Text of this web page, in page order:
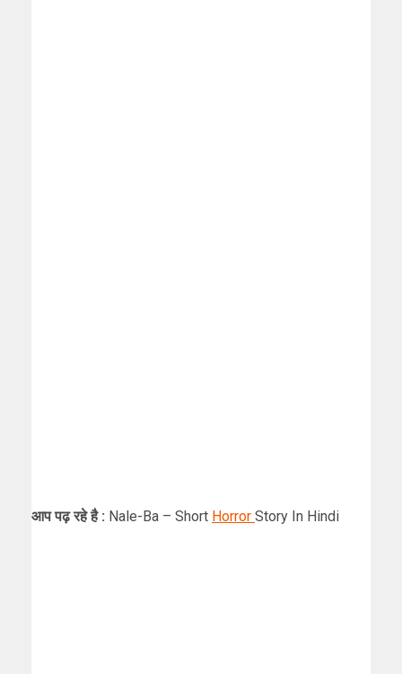
आप पढ़ रहे है : Nale-Ba – Short Horror Story In Hindi